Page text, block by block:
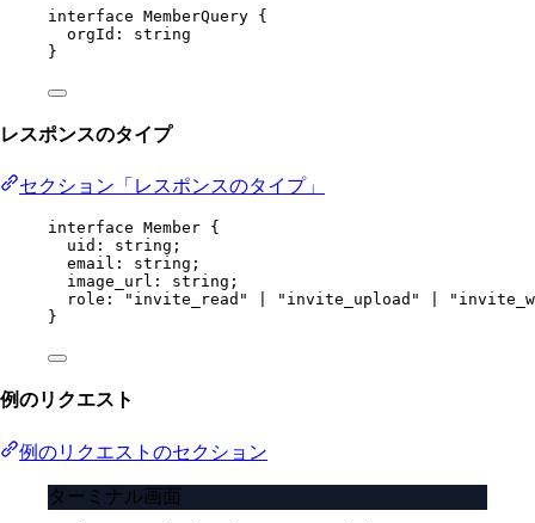
interface MemberQuery {
orgId :
string
}
レスポンスのタイプ
セクション「レスポンスのタイプ」
interface Member {
uid : string ;
email : string ;
image_url : string ;
role : "invite_read" "invite_upload"
}
例のリクエスト
例のリクエストのセクション
ターミナル画面